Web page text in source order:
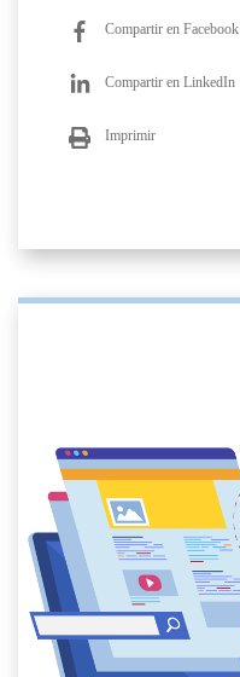
Compartir en Facebook
Compartir en LinkedIn
Imprimir